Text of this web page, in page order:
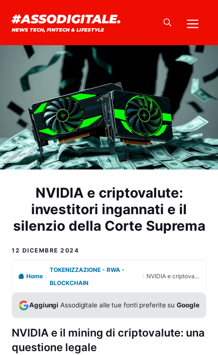
contenuto
#ASSODIGITALE.
NEWS TECH, FINTECH & LIFESTYLE
NVIDIA e criptovalute:
investitori ingannati e il
silenzio della Corte Suprema
12 DICEMBRE 2024
Home /
TOKENIZZAZIONE - RWA -
BLOCKCHAIN
/ NVIDIA e criptovalute: investitori ingannati e il silenzio della Corte Suprema
Aggiungi Assodigitale alle tue fonti preferite suGoogle
NVIDIA e il mining di criptovalute: una
questione legale